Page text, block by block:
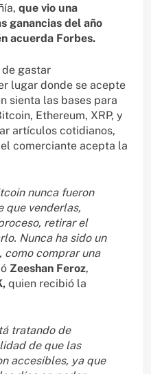
que vio una
ganancias del año
acuerda Forbes.
gastar
lugar donde se acepte
sienta las bases para
Ethereum, XRP, y
artículos cotidianos,
comerciante acepta la
nunca fueron
que venderlas,
retirar el
Nunca ha sido un
como comprar una
Zeeshan Feroz,
quien recibió la
tratando de
de que las
accesibles, ya que